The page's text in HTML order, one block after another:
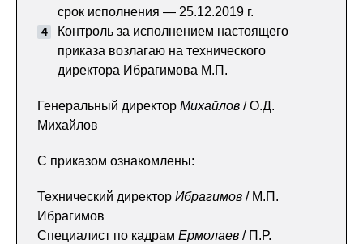
срок исполнения — 25.12.2019 г.
Контроль за исполнением настоящего
приказа возлагаю на технического
директора Ибрагимова М.П.
Генеральный директор Михайлов / О.Д.
Михайлов
С приказом ознакомлены:
Технический директор Ибрагимов / М.П.
Ибрагимов
Специалист по кадрам Ермолаев / П.Р.